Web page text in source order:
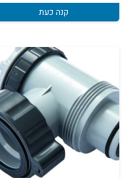
קנה כעת